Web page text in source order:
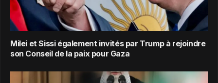
Milei et Sissi également invités par Trump à rejoindre
son Conseil de la paix pour Gaza